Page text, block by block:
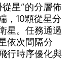
星”的分層佈
，10顆從星分
星。任務通過
依次間隔分
行時序優化與